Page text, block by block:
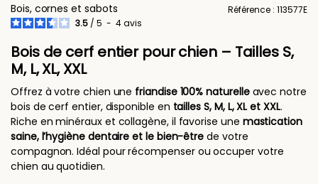
Bois, cornes et sabots
3.5 / 5 - 4avis
Référence : 113577E
Bois de cerf entier pour chien – Tailles S,
M, L, XL, XXL
Offrez à votre chien une friandise 100% naturelleavec notre
bois de cerf entier, disponible en tailles S, M, L, XL et XXL.
Riche en minéraux et collagène, il favorise une mastication
saine, l’hygiène dentaire et le bien-être de votre
compagnon. Idéal pour récompenser ou occuper votre
chien au quotidien.